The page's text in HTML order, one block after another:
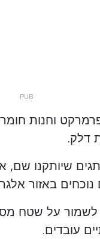
כולל סופרמרקט
דלק.
שיותקנו
נוכחים באזור
על שטח
עובדים.